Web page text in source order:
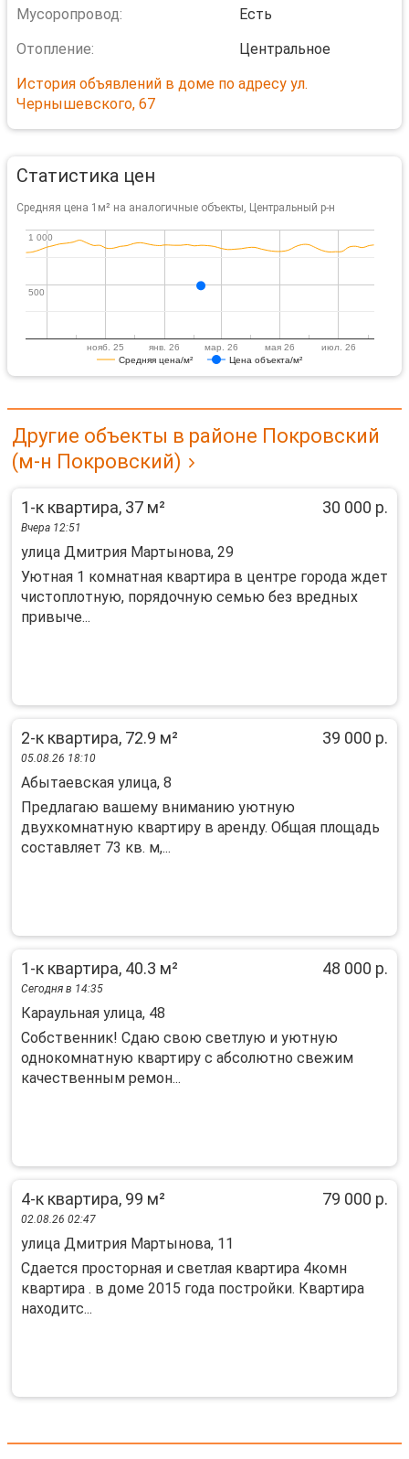
Мусоропровод:
Есть
Отопление:
Центральное
История объявлений в доме по адресу ул.
Чернышевского, 67
Статистика цен
Средняя цена 1м² на аналогичные объекты, Центральный р-н
Средняя цена/м² Цена объекта/м²
нояб. 25 янв. 26 мар. 26 мая 26 июл. 26
500
500
1 000
1 000
Другие объекты в районе Покровский
(м-н Покровский)
1-к квартира, 37 м² 30 000 р.
Вчера 12:51
улица Дмитрия Мартынова, 29
Уютная 1 комнатная квартира в центре города ждет
чистоплотную, порядочную семью без вредных
привыче...
2-к квартира, 72.9 м² 39 000 р.
05.08.26 18:10
Абытаевская улица, 8
Предлагаю вашему вниманию уютную
двухкомнатную квартиру в аренду. Общая площадь
составляет 73 кв. м,...
1-к квартира, 40.3 м² 48 000 р.
Сегодня в 14:35
Караульная улица, 48
Собственник! Сдаю свою светлую и уютную
однокомнатную квартиру с абсолютно свежим
качественным ремон...
4-к квартира, 99 м² 79 000 р.
02.08.26 02:47
улица Дмитрия Мартынова, 11
Сдается просторная и светлая квартира 4комн
квартира . в доме 2015 года постройки. Квартира
находитс...